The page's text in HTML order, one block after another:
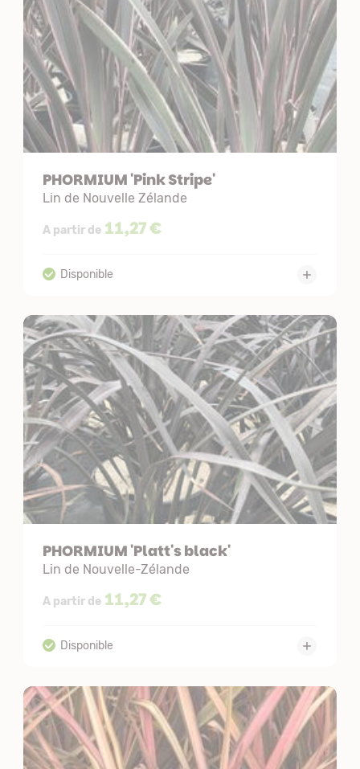
PHORMIUM 'Pink Stripe'
Lin de Nouvelle Zélande
A partir de 11,27 €
PHORMIUM 'Platt's black'
Lin de Nouvelle-Zélande
A partir de 11,27 €